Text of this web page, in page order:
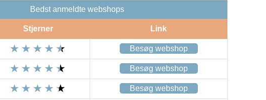
Bedst anmeldte webshops
Stjerner Link
Besøg webshop
Besøg webshop
Besøg webshop